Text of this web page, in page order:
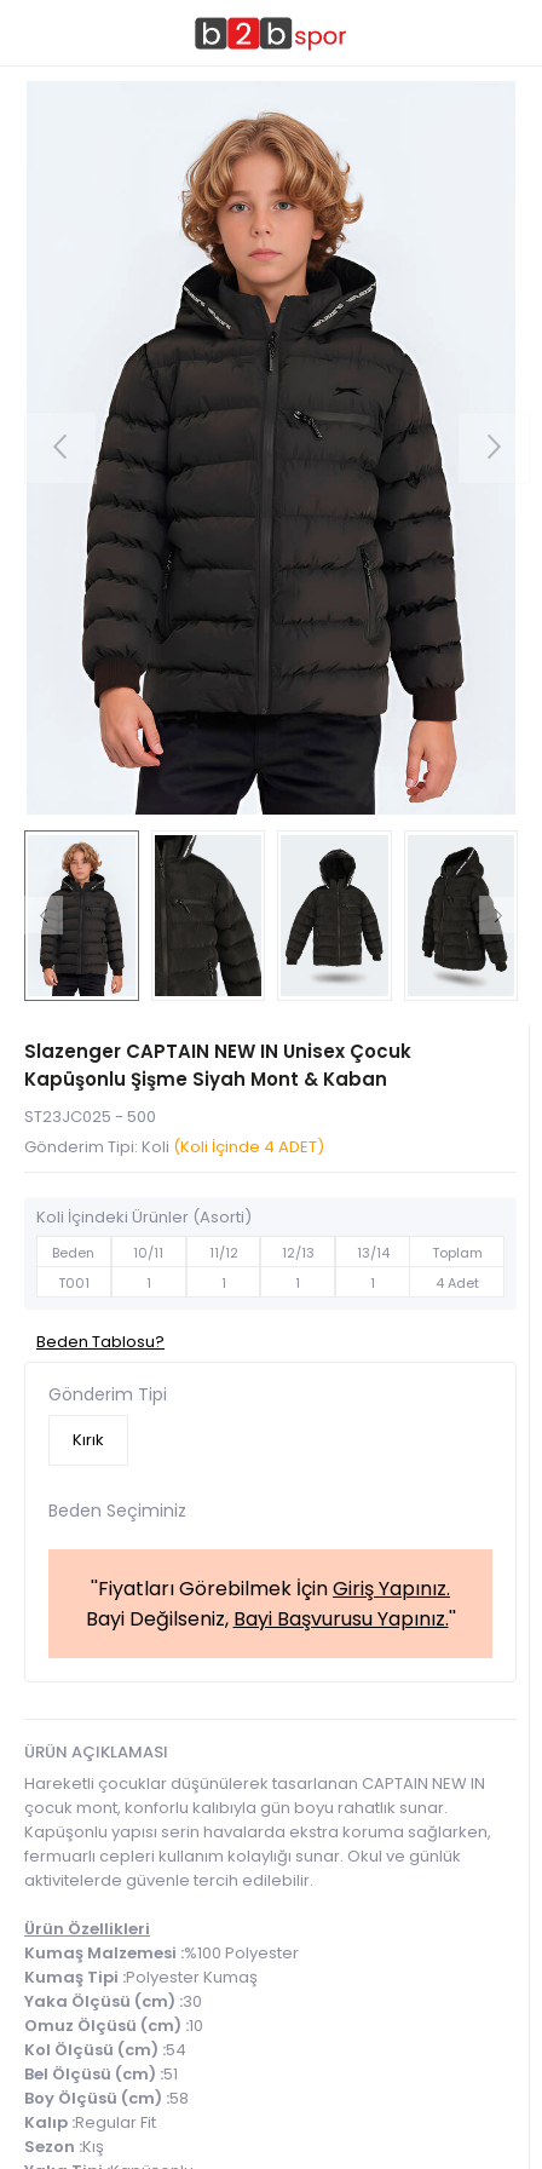
Slazenger CAPTAIN NEW IN Unisex Çocuk
Kapüşonlu Şişme Siyah Mont & Kaban
ST23JC025 - 500
Gönderim Tipi: Koli (Koli İçinde 4 ADET)
Koli İçindeki Ürünler (Asorti)
Beden 10/11 11/12 12/13 13/14
Toplam
T001
1 1 1 1 4 Adet
Beden Tablosu?
Gönderim Tipi
Kırık
Beden Seçiminiz
''Fiyatları Görebilmek İçinGiriş Yapınız.
Bayi Değilseniz, Bayi Başvurusu Yapınız.''
ÜRÜN AÇIKLAMASI
Hareketli çocuklar düşünülerek tasarlanan CAPTAIN NEW IN
çocuk mont, konforlu kalıbıyla gün boyu rahatlık sunar.
Kapüşonlu yapısı serin havalarda ekstra koruma sağlarken,
fermuarlı cepleri kullanım kolaylığı sunar. Okul ve günlük
aktivitelerde güvenle tercih edilebilir.
Ürün Özellikleri
Kumaş Malzemesi :%100 Polyester
Kumaş Tipi :Polyester Kumaş
Yaka Ölçüsü (cm) :30
Omuz Ölçüsü (cm) :10
Kol Ölçüsü (cm) :54
Bel Ölçüsü (cm) :51
Boy Ölçüsü (cm) :58
Kalıp :Regular Fit
Sezon :Kış